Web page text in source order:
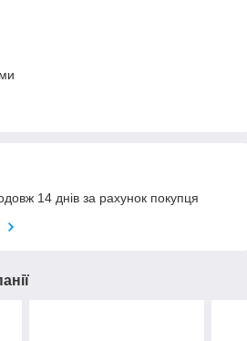
14 днів за рахунок покупця